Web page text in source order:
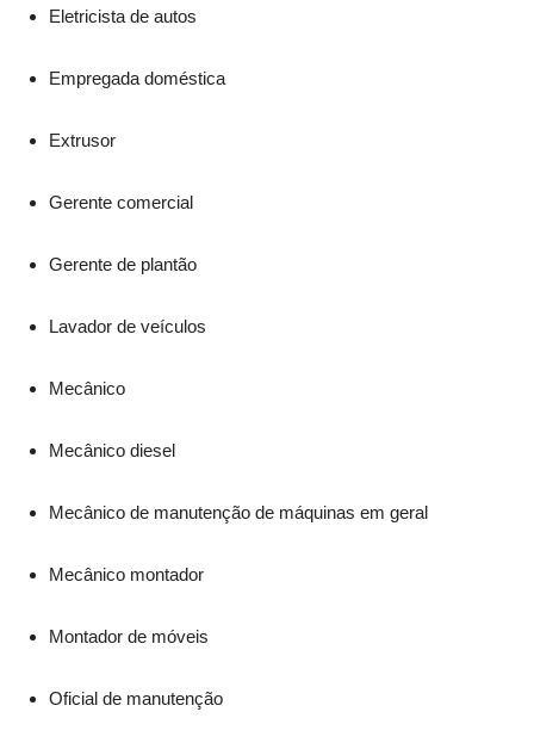
Eletricista de autos
Empregada doméstica
Extrusor
Gerente comercial
Gerente de plantão
Lavador de veículos
Mecânico
Mecânico diesel
Mecânico de manutenção de máquinas em geral
Mecânico montador
Montador de móveis
Oficial de manutenção